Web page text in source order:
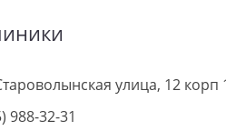
улица, 12 корп
988-32-31